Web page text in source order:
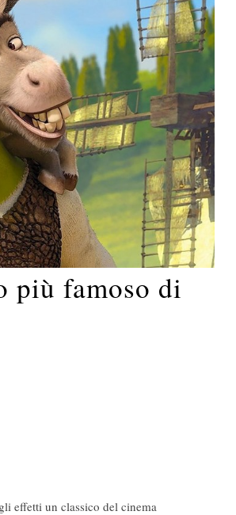
più famoso di
effetti un classico del cinema